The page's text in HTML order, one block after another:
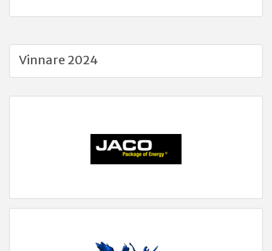
Vinnare 2024